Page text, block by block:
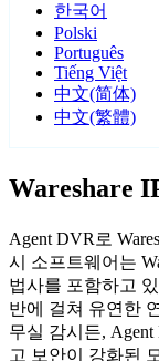
한국어
Polski
Português
Tiếng Việt
中文(简体)
中文(繁體)
Wareshare
Agent DVR로
시 소프트웨어는
법사를 포함하고
반에 걸쳐 유연한
무실 감시든, Agent
고 보안이 강화된